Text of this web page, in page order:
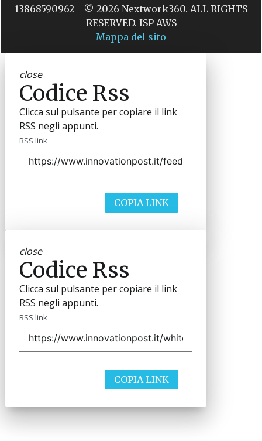
13868590962 - © 2026 Nextwork360. ALL RIGHTS
RESERVED. ISP AWS
Mappa del sito
close
Codice Rss
Clicca sul pulsante per copiare il link
RSS negli appunti.
RSS link
COPIA LINK
close
Codice Rss
Clicca sul pulsante per copiare il link
RSS negli appunti.
RSS link
COPIA LINK